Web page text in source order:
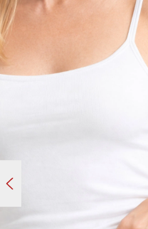
keine Seitennähte vorhanden
langlebig & strapazierfähig
breiterer und längerer
blickdicht & formbeständig
atmungsaktiv &